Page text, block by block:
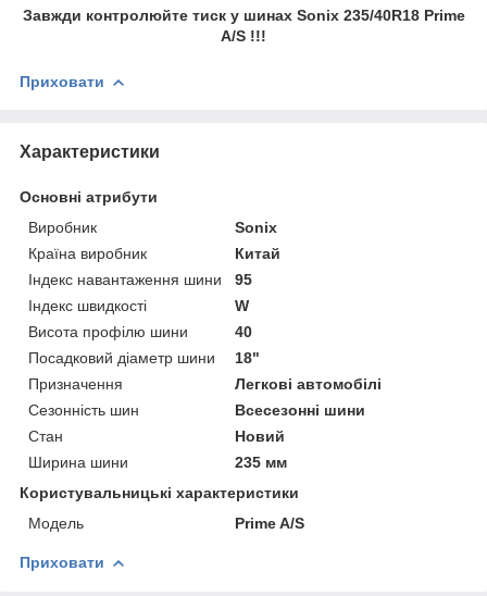
Завжди контролюйте тиск у шинах Sonix 235/40R18 Prime
A/S !!!
Приховати
Характеристики
Основні атрибути
Виробник
Sonix
Країна виробник
Китай
Індекс навантаження шини
95
Індекс швидкості
W
Висота профілю шини
40
Посадковий діаметр шини
18"
Призначення
Легкові автомобілі
Сезонність шин
Всесезонні шини
Стан
Новий
Ширина шини
235 мм
Користувальницькі характеристики
Мoдель
Prime A/S
Приховати